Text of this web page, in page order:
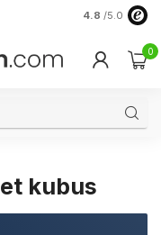
4.8 /5.0
0
kubus